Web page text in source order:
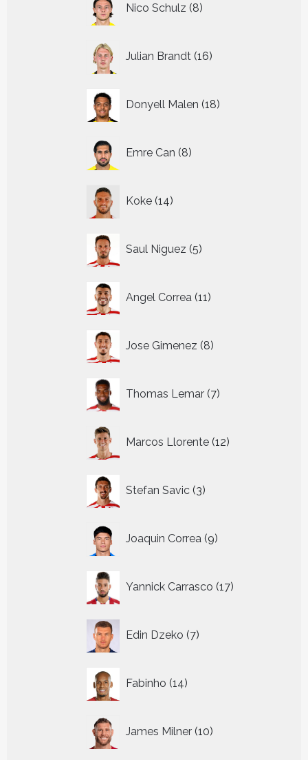
Nico Schulz 8
producten
Julian Brandt 16
producten
Donyell Malen 18
producten
Emre Can 8
producten
Koke 14
producten
Saul Niguez 5
producten
Angel Correa 11
producten
Jose Gimenez 8
producten
Thomas Lemar 7
producten
Marcos Llorente 12
producten
Stefan Savic 3
producten
Joaquin Correa 9
producten
Yannick Carrasco 17
producten
Edin Dzeko 7
producten
Fabinho 14
producten
James Milner 10
producten